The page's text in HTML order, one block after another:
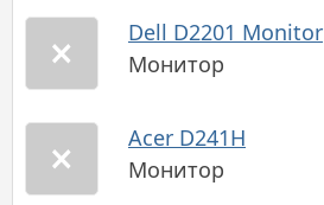
Dell D2201 Monitor
Монитор
Acer D241H
Монитор